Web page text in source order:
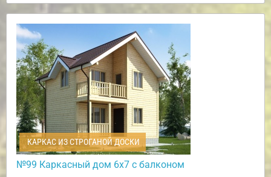
КАРКАС ИЗ СТРОГАНОЙ ДОСКИ
№99 Каркасный дом 6х7 с балконом